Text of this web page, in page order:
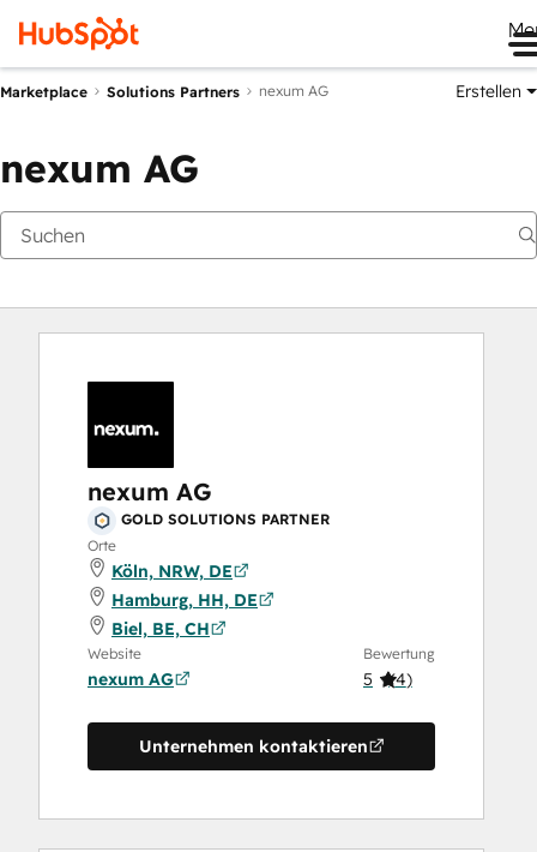
Marketplace Solutions Partners nexum AG Erstellen
nexum AG
nexum AG
GOLD SOLUTIONS PARTNER
Orte
Köln, NRW, DE
Hamburg, HH, DE
Biel, BE, CH
Website
nexum AG
Bewertung
5 (4)
Unternehmen kontaktieren